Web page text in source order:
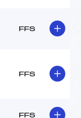
FFS
FFS
FFS